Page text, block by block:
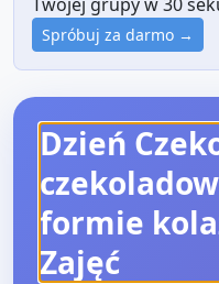
Spróbuj za darmo →
Dzień
formie
Zajęć